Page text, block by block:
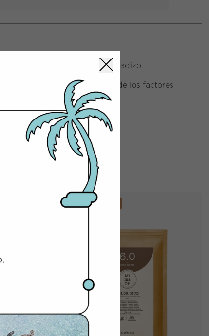
repara el cabello seco y quebradizo.
a prevenir los efectos nocivos de los factores
COLOR BARRO